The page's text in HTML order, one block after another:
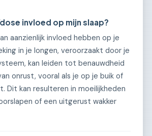
invloed op mijn slaap?
aanzienlijk invloed hebben op je
in je longen, veroorzaakt door je
kan leiden tot benauwdheid
onrust, vooral als je op je buik of
Dit kan resulteren in moeilijkheden
of een uitgerust wakker